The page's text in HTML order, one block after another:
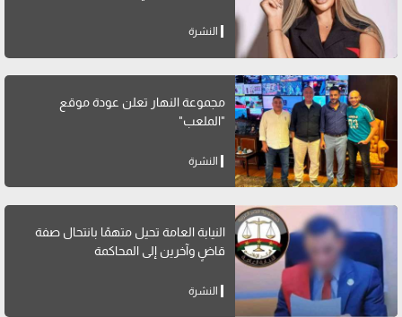
النشرة
مجموعة النهار تعلن عودة موقع
"الملعب"
النشرة
النيابة العامة تحيل متهمًا بانتحال صفة
قاضٍ وآخرين إلى المحاكمة
النشرة